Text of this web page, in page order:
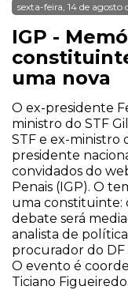
sexta-feira, 14 de agosto
IGP -
uma nova
O ex-presidente
ministro do STF
STF e ex-ministro
presidente
convidados do
Penais (IGP). O
uma constituinte:
debate será
analista de
procurador do DF
O evento é
Ticiano Figueiredo.